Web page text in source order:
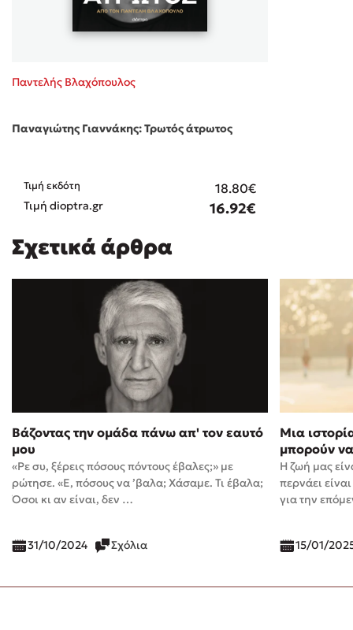
Παντελής Βλαχόπουλος
Παναγιώτης Γιαννάκης: Τρωτός άτρωτος
Τιμή εκδότη 18.80€
Τιμή dioptra.gr 16.92€
Σχετικά άρθρα
Βάζοντας την ομάδα πάνω απ' τον εαυτό
μου
«Ρε συ, ξέρεις πόσους πόντους έβαλες;» με
ρώτησε. «Ε, πόσους να ’βαλα; Χάσαμε. Τι έβαλα;
Όσοι κι αν είναι, δεν …
31/10/2024 Σχόλια
Μια
μπορούν
Η ζωή μας
περνάει
για την
15/01/